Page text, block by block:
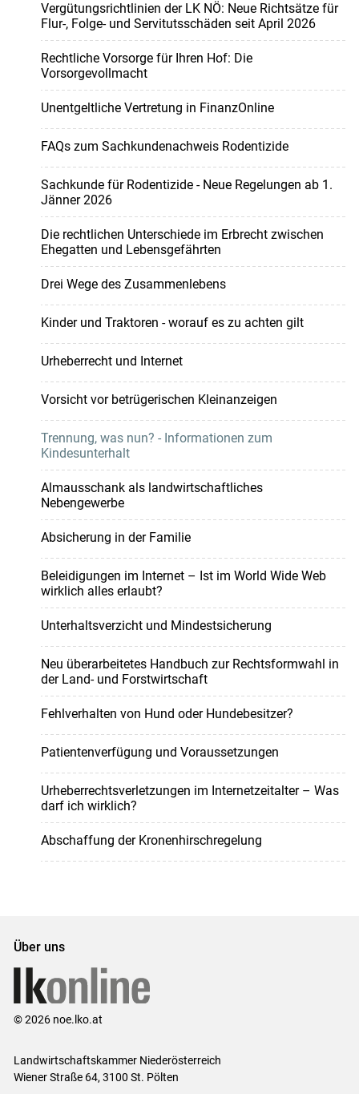
Vergütungsrichtlinien der LK NÖ: Neue Richtsätze für
Flur-, Folge- und Servitutsschäden seit April 2026
Rechtliche Vorsorge für Ihren Hof: Die
Vorsorgevollmacht
Unentgeltliche Vertretung in FinanzOnline
FAQs zum Sachkundenachweis Rodentizide
Sachkunde für Rodentizide - Neue Regelungen ab 1.
Jänner 2026
Die rechtlichen Unterschiede im Erbrecht zwischen
Ehegatten und Lebensgefährten
Drei Wege des Zusammenlebens
Kinder und Traktoren - worauf es zu achten gilt
Urheberrecht und Internet
Vorsicht vor betrügerischen Kleinanzeigen
Trennung, was nun? - Informationen zum
Kindesunterhalt
Almausschank als landwirtschaftliches
Nebengewerbe
Absicherung in der Familie
Beleidigungen im Internet – Ist im World Wide Web
wirklich alles erlaubt?
Unterhaltsverzicht und Mindestsicherung
Neu überarbeitetes Handbuch zur Rechtsformwahl in
der Land- und Forstwirtschaft
Fehlverhalten von Hund oder Hundebesitzer?
Patientenverfügung und Voraussetzungen
Urheberrechtsverletzungen im Internetzeitalter – Was
darf ich wirklich?
Abschaffung der Kronenhirschregelung
Über uns
© 2026 noe.lko.at
Landwirtschaftskammer Niederösterreich
Wiener Straße 64, 3100 St. Pölten